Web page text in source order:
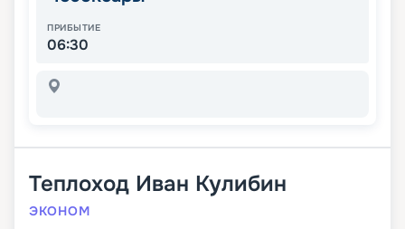
ПРИБЫТИЕ
06:30
Теплоход Иван Кулибин
ЭКОНОМ